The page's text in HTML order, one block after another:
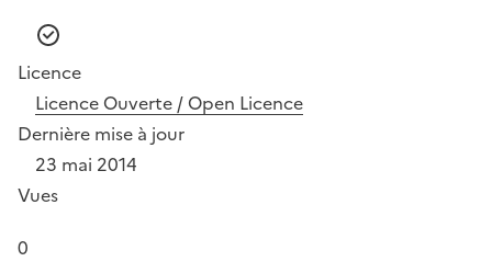
Licence
Licence Ouverte / Open Licence
Dernière mise à jour
23 mai 2014
Vues
0